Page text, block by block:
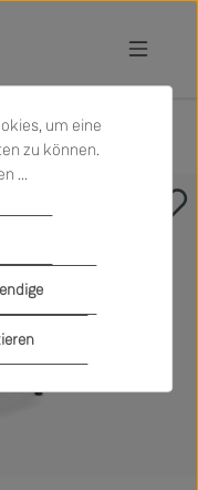
-Sofas
um eine
zu können.
...